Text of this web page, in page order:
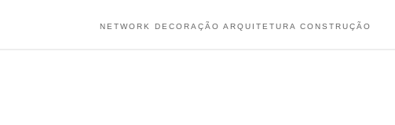
NETWORK DECORAÇÃO ARQUITETURA CONSTRUÇÃO